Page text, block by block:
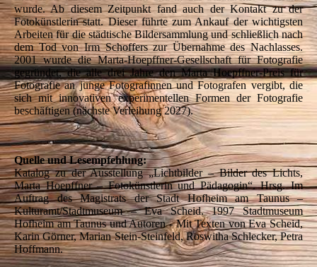
wurde. Ab diesem Zeitpunkt fand auch der Kontakt zu der
Fotokünstlerin statt. Dieser führte zum Ankauf der wichtigsten
Arbeiten für die städtische Bildersammlung und schließlich nach
dem Tod von Irm Schoffers zur Übernahme des Nachlasses.
2001 wurde die Marta-Hoepffner-Gesellschaft für Fotografie
gegründet, die alle drei Jahre den Marta Hoepffner-Preis für
Fotografie an junge Fotografinnen und Fotografen vergibt, die
sich mit innovativen experimentellen Formen der Fotografie
beschäftigen (nächste Verleihung 2027).
Quelle und Lesempfehlung:
Katalog zu der Ausstellung „Lichtbilder – Bilder des Lichts,
Marta Hoepffner – Fotokünstlerin und Pädagogin“. Hrsg. Im
Auftrag des Magistrats der Stadt Hofheim am Taunus –
Kulturamt/Stadtmuseum – Eva Scheid. 1997 Stadtmuseum
Hofheim am Taunus und Autoren - Mit Texten von Eva Scheid,
Karin Görner, Marian Stein-Steinfeld, Roswitha Schlecker, Petra
Hoffmann.